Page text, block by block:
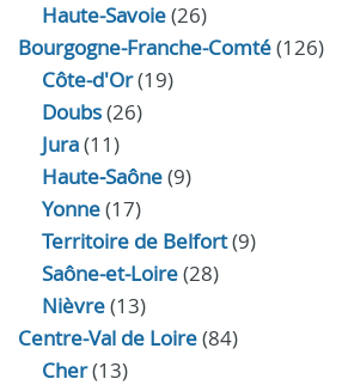
Haute-Savoie(26)
Bourgogne-Franche-Comté(126)
Côte-d'Or(19)
Doubs(26)
Jura(11)
Haute‑Saône(9)
Yonne(17)
Territoire de Belfort(9)
Saône-et-Loire(28)
Nièvre(13)
Centre-Val de Loire(84)
Cher(13)